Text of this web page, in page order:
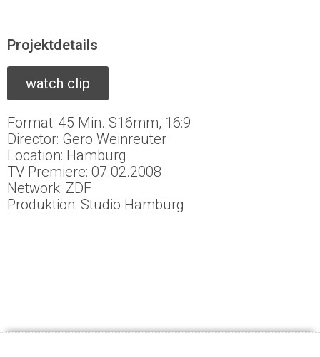
Projektdetails
watch clip
Format: 45 Min. S16mm, 16:9
Director: Gero Weinreuter
Location: Hamburg
TV Premiere: 07.02.2008
Network: ZDF
Produktion: Studio Hamburg